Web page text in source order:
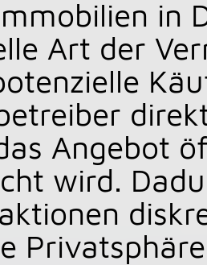
in
Art der
Angebot
wird.